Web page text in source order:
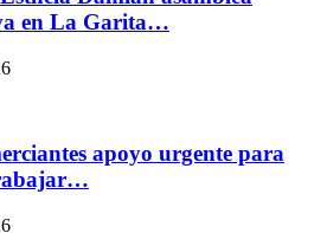
en La Garita…
apoyo urgente para